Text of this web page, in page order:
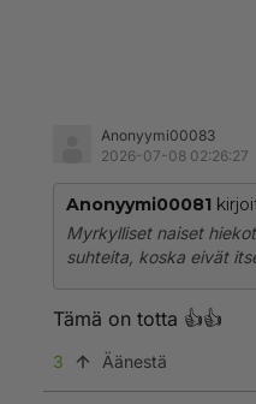
Anonyymi00083
2026-07-08 02:26:27
Anonyymi00081
Myrkylliset naiset
suhteita, koska eivät
Tämä on totta 👍👍
3 Äänestä